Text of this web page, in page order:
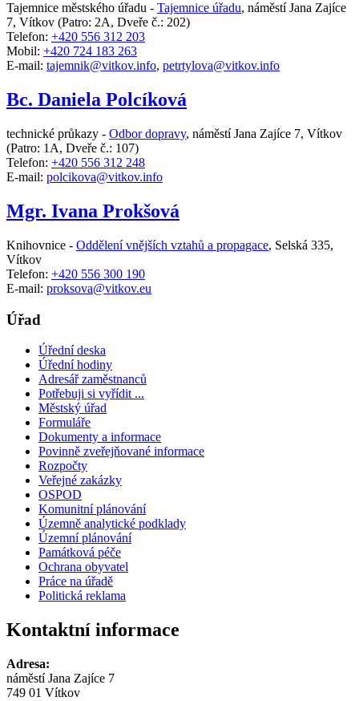
Tajemnice městského úřadu - Tajemnice úřadu, náměstí Jana Zajíce
7, Vítkov (Patro: 2A, Dveře č.: 202)
Telefon: +420 556 312 203
Mobil: +420 724 183 263
E-mail: tajemnik@vitkov.info, petrtylova@vitkov.info
Bc. Daniela Polcíková
technické průkazy - Odbor dopravy, náměstí Jana Zajíce 7, Vítkov
(Patro: 1A, Dveře č.: 107)
Telefon: +420 556 312 248
E-mail: polcikova@vitkov.info
Mgr. Ivana Prokšová
Knihovnice - Oddělení vnějších vztahů a propagace, Selská 335,
Vítkov
Telefon: +420 556 300 190
E-mail: proksova@vitkov.eu
Úřad
Úřední deska
Úřední hodiny
Adresář zaměstnanců
Potřebuji si vyřídit ...
Městský úřad
Formuláře
Dokumenty a informace
Povinně zveřejňované informace
Rozpočty
Veřejné zakázky
OSPOD
Komunitní plánování
Územně analytické podklady
Územní plánování
Památková péče
Ochrana obyvatel
Práce na úřadě
Politická reklama
Kontaktní informace
Adresa:
náměstí Jana Zajíce 7
749 01 Vítkov